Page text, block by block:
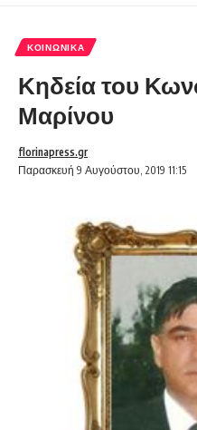
ΚΟΙΝΩΝΙΚΆ
Κηδεία του
Μαρίνου
Παρασκευή 9 Αυγούστου, 2019 11:15
florinapress.gr